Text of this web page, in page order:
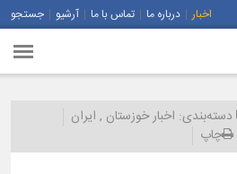
اخبار درباره ما تماس با ما آرشیو جستجو
دسته‌بندی: اخبار خوزستان , ایران
چاپ